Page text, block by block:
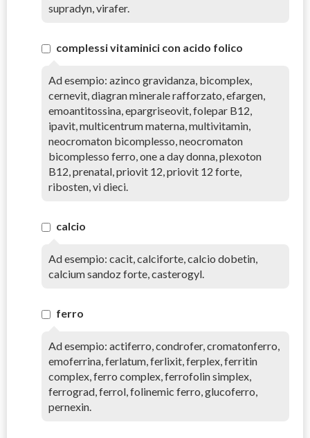
supradyn, virafer.
complessi vitaminici con acido folico
Ad esempio: azinco gravidanza, bicomplex,
cernevit, diagran minerale rafforzato, efargen,
emoantitossina, epargriseovit, folepar B12,
ipavit, multicentrum materna, multivitamin,
neocromaton bicomplesso, neocromaton
bicomplesso ferro, one a day donna, plexoton
B12, prenatal, priovit 12, priovit 12 forte,
ribosten, vi dieci.
calcio
Ad esempio: cacit, calciforte, calcio dobetin,
calcium sandoz forte, casterogyl.
ferro
Ad esempio: actiferro, condrofer, cromatonferro,
emoferrina, ferlatum, ferlixit, ferplex, ferritin
complex, ferro complex, ferrofolin simplex,
ferrograd, ferrol, folinemic ferro, glucoferro,
pernexin.